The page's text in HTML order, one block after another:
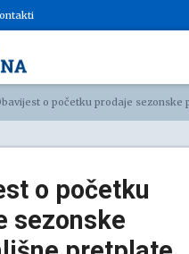
o početku prodaje sezonske
o početku
sezonske